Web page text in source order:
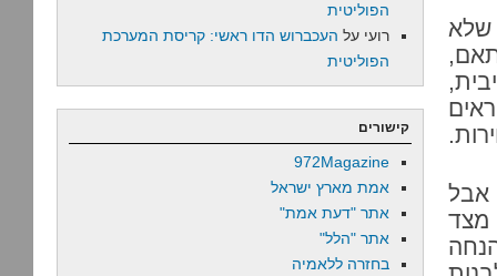
שלא
אבל
מצד
הפוליטית
רועי על העכברוש הדו ראשי: קריסת המערכת
הפוליטית
קישורים
972Magazine
אמת מארץ ישראל
אתר "דעת אמת"
אתר "הלל"
בחזרה ללאמיה